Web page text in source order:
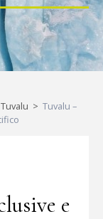
mondo,
> Tuvalu –
e